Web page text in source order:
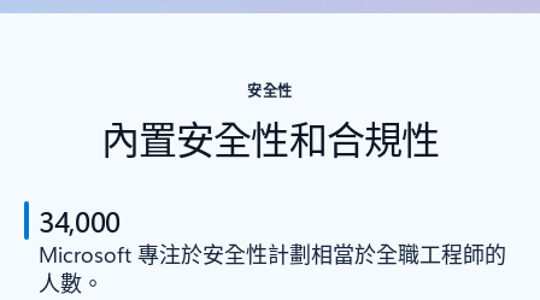
安全性
內置安全性和合規性
34,000
Microsoft 專注於安全性計劃相當於全職工程師的
人數。